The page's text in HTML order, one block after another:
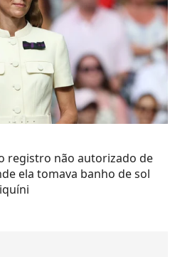
registro não autorizado de
ela tomava banho de sol